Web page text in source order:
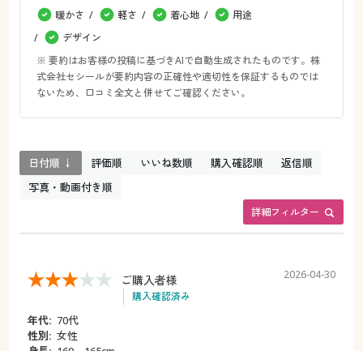
暖かさ 軽さ 着心地
用途
デザイン
※ 要約はお客様の投稿に基づきAIで自動生成されたものです。株
式会社セシールが要約内容の正確性や適切性を保証するものでは
ないため、口コミ全文と併せてご確認ください。
詳細フィルター
日付順 ↓ 評価順 いいね数順 購入確認順
返信順
写真・動画付き順
ご購入者様
購入確認済み
2026-04-30
年代: 70代
性別: 女性